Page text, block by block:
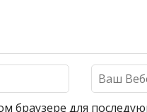
браузере для